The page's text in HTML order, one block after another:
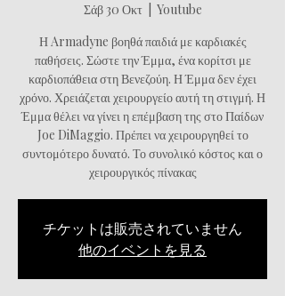
Σάβ 30 Οκτ
  |
Youtube
Η Armadyne βοηθά παιδιά με καρδιακές
παθήσεις. Σώστε την Έμμα, ένα κορίτσι με
καρδιοπάθεια στη Βενεζούη. Η Έμμα δεν έχει
χρόνο. Χρειάζεται χειρουργείο αυτή τη στιγμή. Η
Έμμα θέλει να γίνει η επέμβαση της στο Παίδων
Joe DiMaggio. Πρέπει να χειρουργηθεί το
συντομότερο δυνατό. Το συνολικό κόστος και ο
χειρουργικός πίνακας
チケットは販売されていません
他のイベントを見る